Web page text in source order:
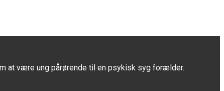
at være ung pårørende til en psykisk syg forælder.